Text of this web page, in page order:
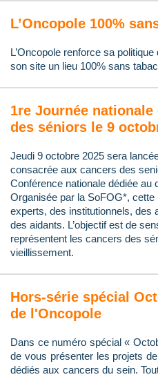
L’Oncopole 100%
L’Oncopole renforce sa
son site un lieu 100% sans
1re Journée
des séniors le 9
Jeudi 9 octobre 2025 sera
consacrée aux cancers des
Conférence nationale dédiée au
Organisée par la SoFOG*,
experts, des institutionnels, des
des aidants. L’objectif est de
représentent les cancers des
vieillissement.
Hors-série spécial
de l'Oncopole
Dans ce numéro spécial «
de vous présenter les projets
dédiés aux cancers du sein.